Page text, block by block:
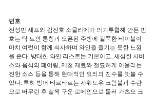
빈호
전성빈 셰프와 김진호 소믈리에가 의기투합해 만든 빈
호는 탁 트인 통창과 오픈된 주방에 길쭉한 테이블이
마치 여럿이 함께 식사하며 와인을 즐기는 듯한 느낌
을 준다. 방대한 와인 리스트는 기본이고, 세심한 서비
스와 음식의 페어링, 제철 재료와 절묘하게 어울리는
진한 소스 등을 통해 현대적인 요리의 진수를 맛볼 수
있다. 특히 방어 타르타르는 사워도우 크럼블과 수란
으로 버무린 후 살짝 구운 로메인으로 둘러 가츠오 크